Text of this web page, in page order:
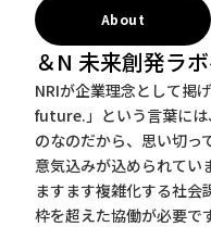
About
＆N 未来創発ラ
NRIが企業理念として掲
future.」という言葉には
のなのだから、思い切っ
意気込みが込められてい
ますます複雑化する社会
枠を超えた協働が必要で